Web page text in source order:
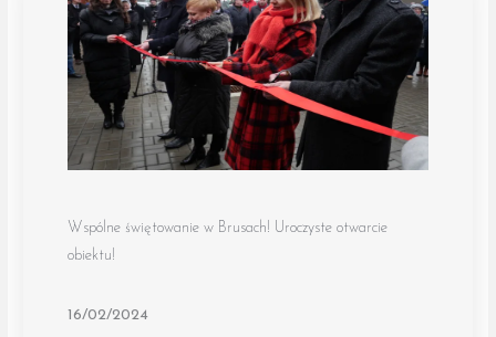
Wspólne świętowanie w Brusach! Uroczyste otwarcie
obiektu!
16/02/2024